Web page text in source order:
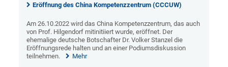
Eröffnung des China Kompetenzzentrum (CCCUW)
Am 26.10.2022 wird das China Kompetenzzentrum, das auch
von Prof. Hilgendorf mitinitiiert wurde, eröffnet. Der
ehemalige deutsche Botschafter Dr. Volker Stanzel die
Eröffnungsrede halten und an einer Podiumsdiskussion
teilnehmen.
Mehr